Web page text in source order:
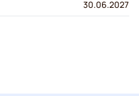
30.06.2027